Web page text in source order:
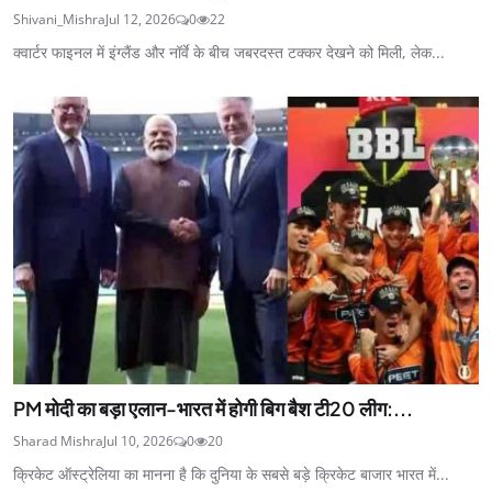
Shivani_MishraJul 12, 2026 0 22
क्वार्टर फाइनल में इंग्लैंड और नॉर्वे के बीच जबरदस्त टक्कर देखने को मिली, लेक...
PM मोदी का बड़ा एलान-भारत में होगी बिग बैश टी20 लीग:...
Sharad MishraJul 10, 2026 0 20
क्रिकेट ऑस्ट्रेलिया का मानना है कि दुनिया के सबसे बड़े क्रिकेट बाजार भारत में...